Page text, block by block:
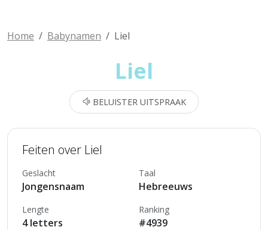
Home Babynamen Liel
Liel
BELUISTER UITSPRAAK
Feiten over Liel
Geslacht
Jongensnaam
Taal
Hebreeuws
Lengte
4 letters
Ranking
#4939